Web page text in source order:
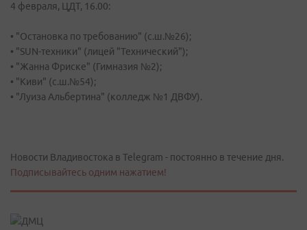
4 февраля, ЦДТ, 16.00:
• "Остановка по требованию" (с.ш.№26);
• "SUN-техники" (лицей "Технический");
• "Жанна Фриске" (Гимназия №2);
• "Киви" (с.ш.№54);
• "Луиза Альбертина" (колледж №1 ДВФУ).
Новости Владивостока в Telegram - постоянно в течение дня.
Подписывайтесь одним нажатием!